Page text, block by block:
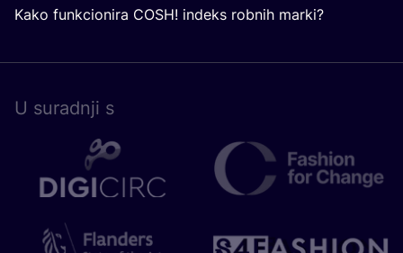
Kako funkcionira COSH! indeks robnih marki?
U surad­nji s